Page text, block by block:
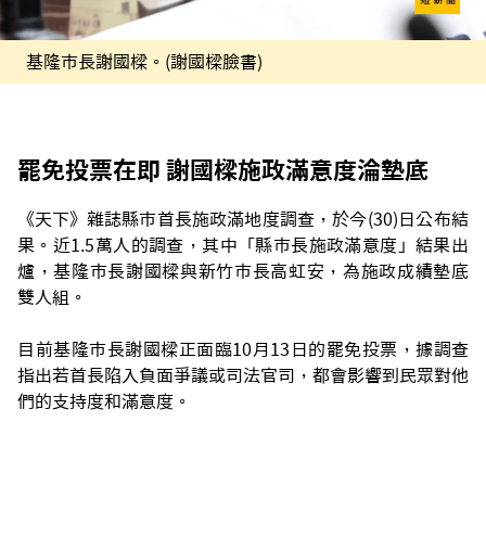
基隆市長謝國樑。(謝國樑臉書)
罷免投票在即 謝國樑施政滿意度淪墊底
《天下》雜誌縣市首長施政滿地度調查，於今(30)日公布結
果。近1.5萬人的調查，其中「縣市長施政滿意度」結果出
爐，基隆市長謝國樑與新竹市長高虹安，為施政成績墊底
雙人組。
目前基隆市長謝國樑正面臨10月13日的罷免投票，據調查
指出若首長陷入負面爭議或司法官司，都會影響到民眾對他
們的支持度和滿意度。